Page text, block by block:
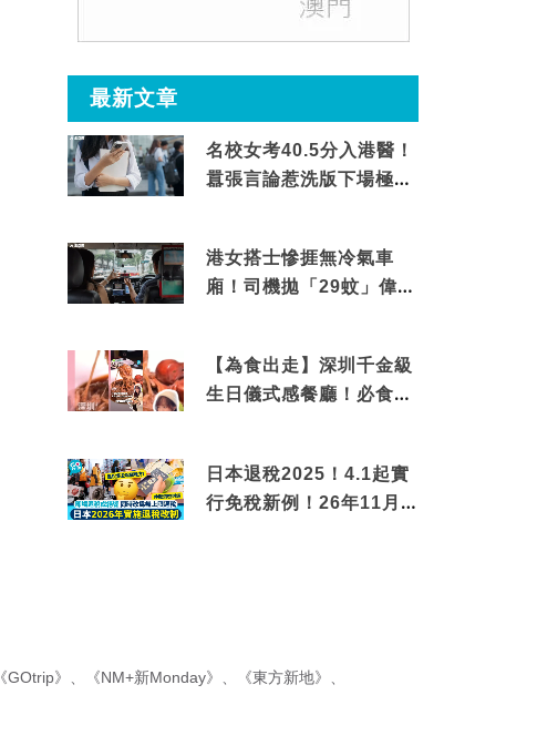
最新文章
名校女考40.5分入港醫！
囂張言論惹洗版下場極震
港女搭士慘捱無冷氣車
廂！司機拋「29蚊」偉論
【為食出走】深圳千金級
生日儀式感餐廳！必食失
日本退稅2025！4.1起實
行免稅新例！26年11月
《GOtrip》 《NM+新Monday》 《東方新地》